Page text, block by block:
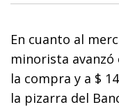
En cuanto al
minorista avanzó
la compra y a $
la pizarra del